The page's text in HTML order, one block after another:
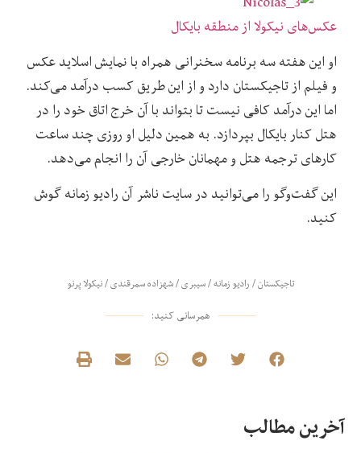
عکس‌های نیکولا از منطقه بایکال
او این هفته سه برنامه سخنرانی همراه با نمایش اسلاید عکس
و فیلم از تاجیکستان دارد و از این طریق کسب درآمد می‌کند.
اما این درآمد کافی نیست تا بتواند با آن خرج اتاق خود را در
هتل کنار بایکال بپردازد. به همین دلیل او روزی چند ساعت
کارهای ترجمه هتل و مهمانان خارجی آن را انجام می‌دهد.
این گفت‌وگو را می‌توانید در سایت ناشر آن رادیو زمانه گوش
کنید.
تاجیکستان/رادیو زمانه/سیبری/شهزاده سمرقندی/نیکولا پرنو
همرسانی کنید:
آخرین مطالب